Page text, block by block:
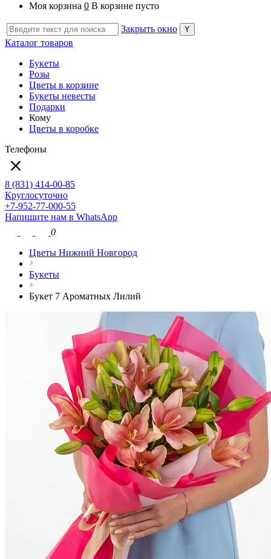
Моя корзина 0 В корзине пусто
Закрыть окно
Каталог товаров
Букеты
Розы
Цветы в корзине
Букеты невесты
Подарки
Кому
Цветы в коробке
Телефоны
8 (831) 414-00-85
Круглосуточно
+7-952-77-000-55
Напишите нам в WhatsApp
0
Цветы Нижний Новгород
Букеты
Букет 7 Ароматных Лилий